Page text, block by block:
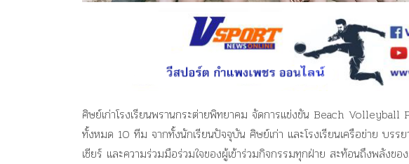
ศิษย์เก่าโรงเรียนพรานกระต่ายพิทยาคม จัดการแข่งขัน Beach Volleyball
ทั้งหมด 10 ทีม จากทั้งนักเรียนปัจจุบัน ศิษย์เก่า และโรงเรียนเครือข่าย บรร
เชียร์ และความร่วมมือร่วมใจของผู้เข้าร่วมกิจกรรมทุกฝ่าย สะท้อนถึงพลังข